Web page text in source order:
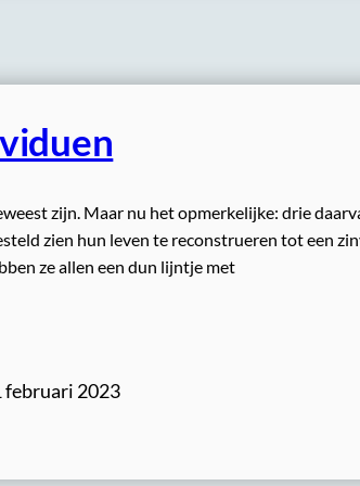
zijn. Maar nu het opmerkelijke: drie
zien hun leven te reconstrueren tot een
ze allen een dun lijntje met
februari 2023